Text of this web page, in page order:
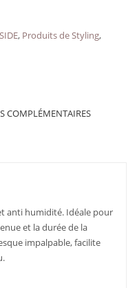
, Produits de Styling,
COMPLÉMENTAIRES
anti humidité. Idéale pour
et la durée de la
impalpable, facilite